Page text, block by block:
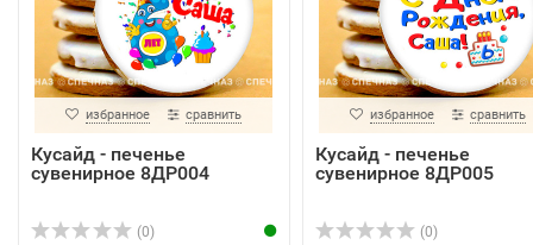
избранное сравнить
Кусайд - печенье
сувенирное 8ДР004
(0)
избранное сравнить
Кусайд - печенье
сувенирное 8ДР005
(0)